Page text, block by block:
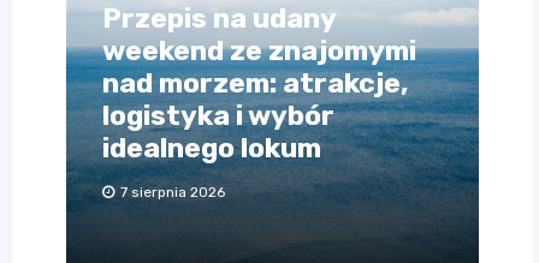
Przepis na udany
weekend ze znajomymi
nad morzem: atrakcje,
logistyka i wybór
idealnego lokum
7 sierpnia 2026